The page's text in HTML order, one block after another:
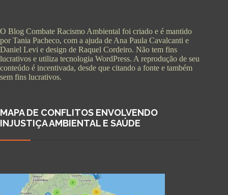
O Blog Combate Racismo Ambiental foi criado e é mantido
por Tania Pacheco, com a ajuda de Ana Paula Cavalcanti e
Daniel Levi e design de Raquel Cordeiro. Não tem fins
lucrativos e utiliza tecnologia WordPress. A reprodução de seu
conteúdo é incentivada, desde que citando a fonte e também
sem fins lucrativos.
MAPA DE CONFLITOS ENVOLVENDO
INJUSTIÇA AMBIENTAL E SAÚDE